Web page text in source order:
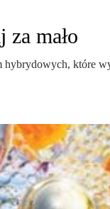
mało
które